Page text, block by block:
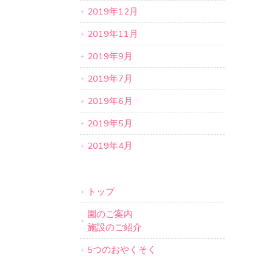
2019年12月
2019年11月
2019年9月
2019年7月
2019年6月
2019年5月
2019年4月
トップ
園のご案内
施設のご紹介
5つのおやくそく